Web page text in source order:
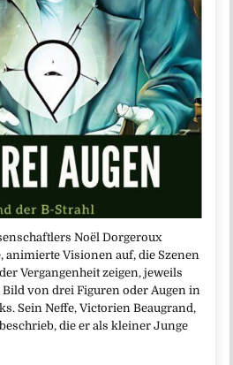
Noël Dorgeroux
animierte Visionen auf, die Szenen
Vergangenheit zeigen, jeweils
von drei Figuren oder Augen in
Sein Neffe, Victorien Beaugrand,
die er als kleiner Junge